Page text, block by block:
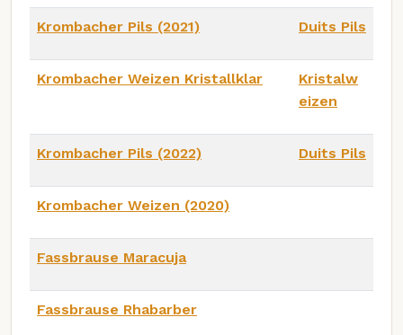
Krombacher Pils (2021) Duits Pils
Krombacher Weizen Kristallklar
Kristalw
eizen
Krombacher Pils (2022) Duits Pils
Krombacher Weizen (2020)
Fassbrause Maracuja
Fassbrause Rhabarber